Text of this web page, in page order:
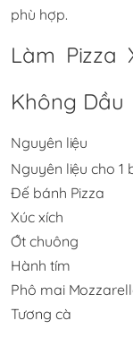
phù hợp.
Làm Pizza
Không Dầu
Nguyên liệu
Nguyên liệu cho 1
Đế bánh Pizza
Xúc xích
Ớt chuông
Hành tím
Phô mai
Tương cà